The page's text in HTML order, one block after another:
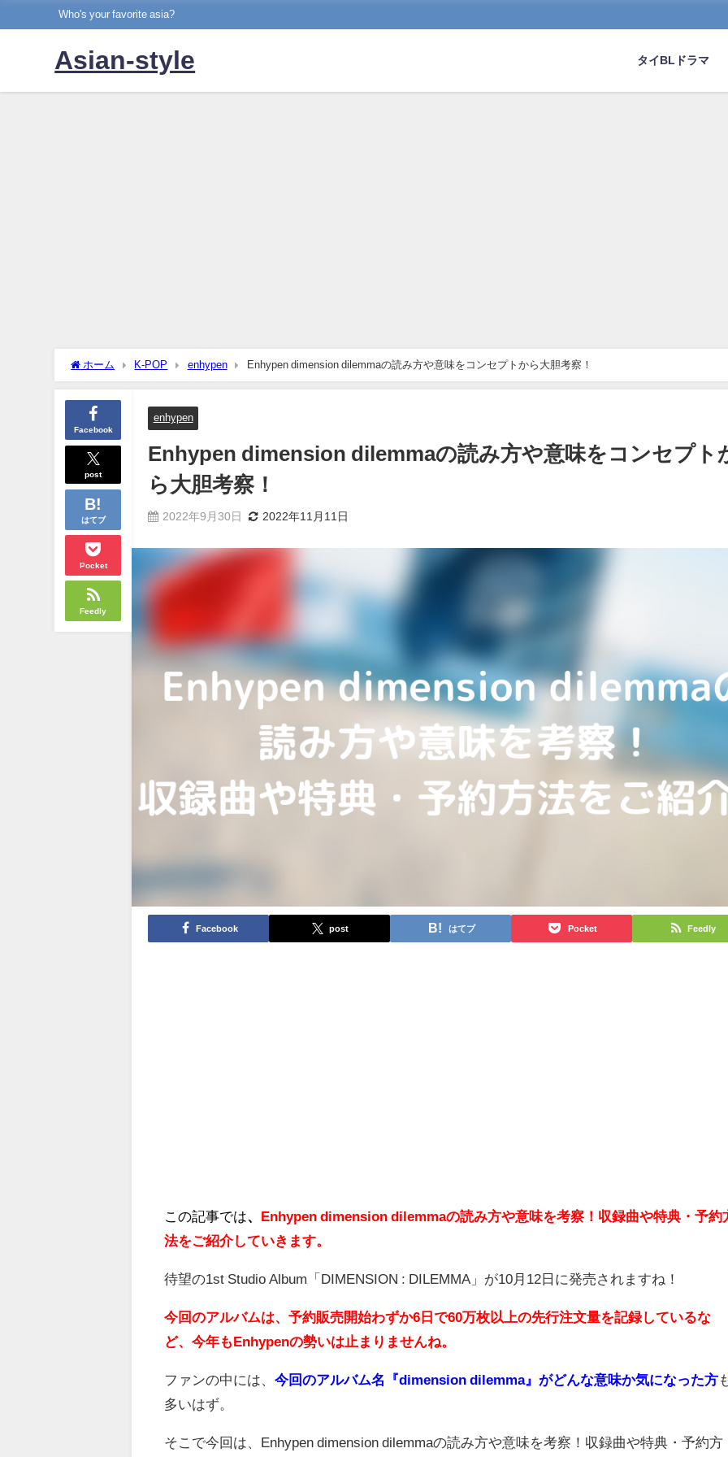
Who's your favorite asia?
Asian-style タイBLドラマ
ホーム K-POP enhypen Enhypen dimension dilemmaの読み方や意味をコンセプトから大胆考察！
Facebook
post
はてブ
Pocket
Feedly
enhypen
Enhypen dimension dilemmaの読み方や意味をコンセプト
ら大胆考察！
2022年9月30日 2022年11月11日
Facebook post はてブ Pocket Feedly
この記事では、
Enhypen dimension dilemmaの読み方や意味を考察！収録曲や特典・予約
法をご紹介していきます。
待望の1st Studio Album「DIMENSION : DILEMMA」が10月12日に発売されますね！
今回のアルバムは、予約販売開始わずか6日で60万枚以上の先行注文量を記録しているな
ど、今年もEnhypenの勢いは止まりませんね。
ファンの中には、今回のアルバム名『dimension dilemma』がどんな意味か気になった方
多いはず。
そこで今回は、Enhypen dimension dilemmaの読み方や意味を考察！収録曲や特典・予約方